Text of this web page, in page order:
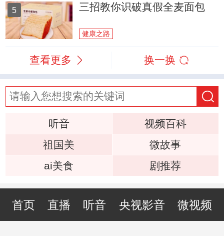
5 三招教你识破真假全麦面包
健康之路
查看更多 换一换
听音
视频百科
祖国美
微故事
ai美食
剧推荐
首页 直播 听音 央视影音 微视频